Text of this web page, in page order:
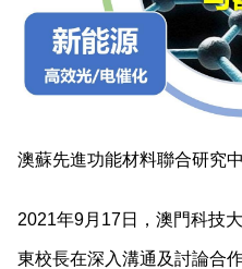
澳蘇先進功能材料聯合研究
2021年9月17日，澳門科技
東校長在深入溝通及討論合